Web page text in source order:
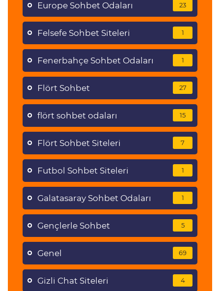
Europe Sohbet Odaları 23
Felsefe Sohbet Siteleri 1
Fenerbahçe Sohbet Odaları 1
Flört Sohbet 27
flört sohbet odaları 15
Flört Sohbet Siteleri 7
Futbol Sohbet Siteleri 1
Galatasaray Sohbet Odaları 1
Gençlerle Sohbet 5
Genel 69
Gizli Chat Siteleri 4